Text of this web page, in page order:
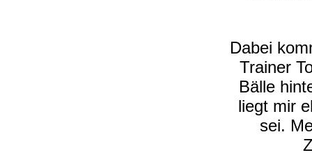
Dabei
Trainer
Bälle
liegt mir
sei.